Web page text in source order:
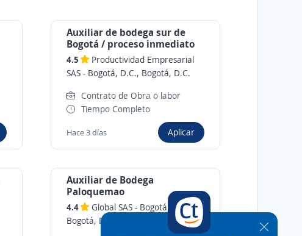
Auxiliar de bodega sur de
Bogotá / proceso inmediato
4.5
Productividad Empresarial
SAS - Bogotá, D.C., Bogotá, D.C.
Contrato de Obra o labor
Tiempo Completo
Hace 3 días Aplicar
Auxiliar de Bodega
Paloquemao
4.4 Global SAS - Bogotá, D.C.,
Bogotá, D.C.